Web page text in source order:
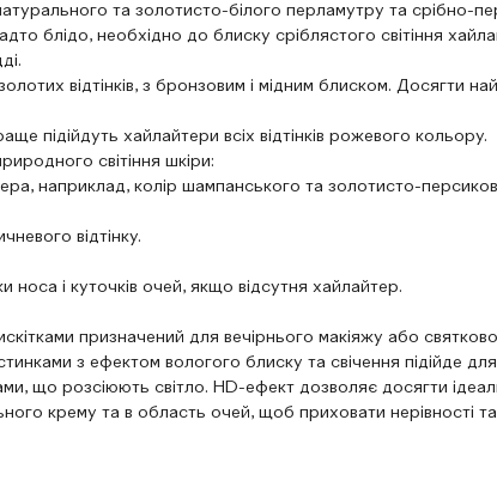
натурального та золотисто-білого перламутру та срібно-
блідо, необхідно до блиску сріблястого світіння
відтінків, з бронзовим і мідним блиском. Досягти
підійдуть хайлайтери всіх відтінків рожевого кольору.
світіння шкіри:
наприклад, колір шампанського та золотисто-
відтінку.
носа і куточків очей, якщо відсутня хайлайтер.
призначений для вечірнього макіяжу або
з ефектом вологого блиску та свічення підійде
що розсіюють світло. HD-ефект дозволяє досягти
крему та в область очей, щоб приховати нерівності